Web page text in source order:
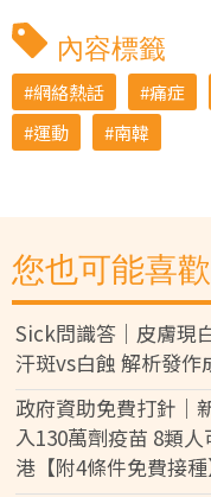
內容標籤
網絡熱話 痛症
運動
南韓
您也可能喜
Sick問識答｜皮膚現
汗斑vs白蝕 解析發作
政府資助免費打針｜
入130萬劑疫苗 8類
港【附4條件免費接種